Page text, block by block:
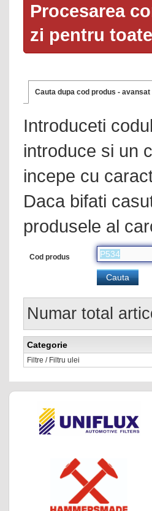
Procesarea
zi pentru
Cauta dupa cod produs - avansat
Introduceti
introduce si un
incepe cu
Daca bifati
produsele al
Cod produs
Numar total
Categorie
Filtre / Filtru ulei